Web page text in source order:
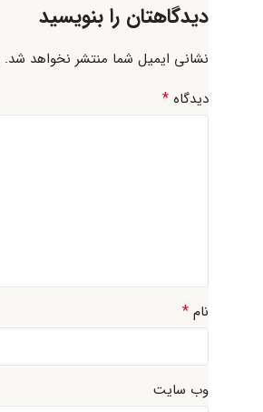
دیدگاهتان را بنویسید
نشانی ایمیل شما منتشر نخواهد شد.
دیدگاه *
نام *
وب‌ سایت